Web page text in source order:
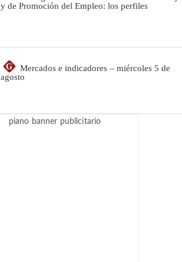
y de Promoción del Empleo: los perfiles
G
Mercados e indicadores – miércoles 5 de
agosto